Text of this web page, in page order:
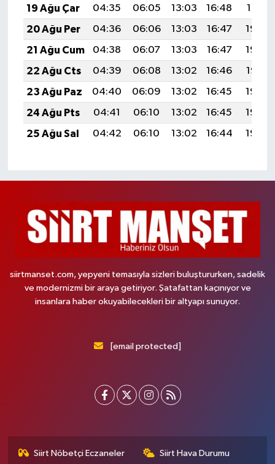
19 Ağu Çar
04:35 06:05 13:03 16:48
19:51
20 Ağu Per
04:36 06:06 13:03 16:47
19:50
21 Ağu Cum
04:38 06:07 13:03 16:47
19:48
22 Ağu Cts
04:39 06:08 13:02 16:46
19:47
23 Ağu Paz
04:40 06:09 13:02 16:45
19:46
24 Ağu Pts
04:41 06:10 13:02 16:45
19:44
25 Ağu Sal
04:42 06:10 13:02 16:44 19:43
siirtmanset.com, yepyeni temasıyla sizleri buluştururken, sadelik
ve modernizmi bir araya getiriyor. Şatafattan kaçınıyor ve
insanlara haber okuyabilecekleri bir altyapı sunuyor.
[email protected]
Siirt Nöbetçi Eczaneler Siirt Hava Durumu